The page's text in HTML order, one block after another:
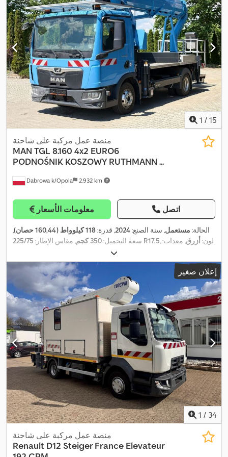
1 / 15
Dabrowa k/Opola 2.932 km
منصة عمل مركبة على شاحنة
MAN TGL 8.160 4x2 EURO6
PODNOŚNIK KOSZOWY RUTHMANN ...
معلومات الأسعار اتصل
الحالة: مستعمل, سنة الصنع:2024, قدرة:118 كيلوواط (160,44 حصان)
,
سعة التحميل:350 كجم , مقاس الإطار: 225/75 R17,5 , لون: أزرق, معدات:
نظام الفرامل المانعة للانغلاق (ABS),
إعلان صغير
1 / 34
منصة عمل مركبة على شاحنة
Renault D12 Steiger France Elevateur